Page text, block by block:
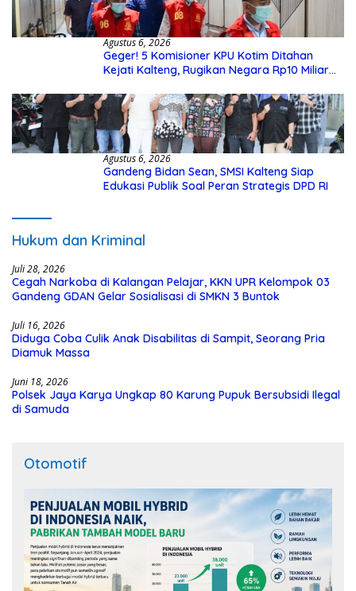
Agustus 6, 2026
Geger! 5 Komisioner KPU Kotim Ditahan
Kejati Kalteng, Rugikan Negara Rp10 Miliar
Agustus 6, 2026
Gandeng Bidan Sean, SMSI Kalteng Siap
Edukasi Publik Soal Peran Strategis DPD RI
Hukum dan Kriminal
Juli 28, 2026
Cegah Narkoba di Kalangan Pelajar, KKN UPR Kelompok 03
Gandeng GDAN Gelar Sosialisasi di SMKN 3 Buntok
Juli 16, 2026
Diduga Coba Culik Anak Disabilitas di Sampit, Seorang Pria
Diamuk Massa
Juni 18, 2026
Polsek Jaya Karya Ungkap 80 Karung Pupuk Bersubsidi Ilegal
di Samuda
Otomotif